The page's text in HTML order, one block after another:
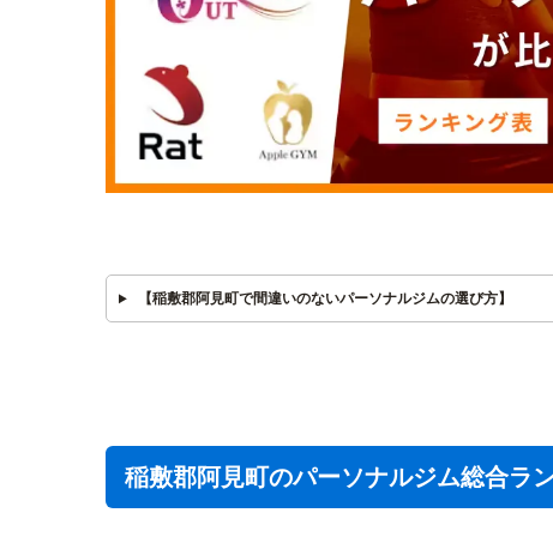
【稲敷郡阿見町で間違いのないパーソナルジムの選び方】
稲敷郡阿見町のパーソナルジム総合ラ